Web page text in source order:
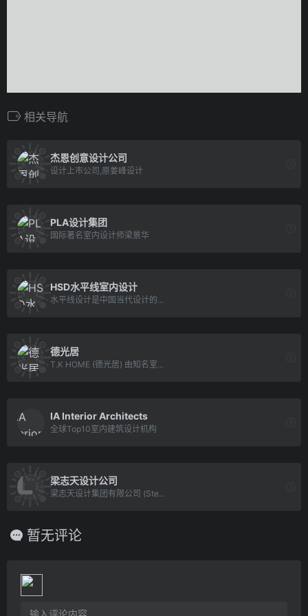
相关导航
杰恩创意设计公司
设计上市公司,原姜峰设计
PLA设计集团
国际著名室内设计师梁景华
HSD水平线室内设计
水平线设计是中国当代设计的...
德光居
T.K HOME (德光居) 由知名室...
IA Interior Architects
全球Top10室内建筑设计机构
梁志天设计公司
梁志天设计集团有限公司 (Ste...
暂无评论